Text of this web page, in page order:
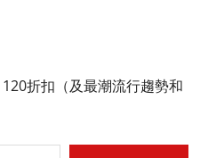
折扣（及最潮流行趨勢和